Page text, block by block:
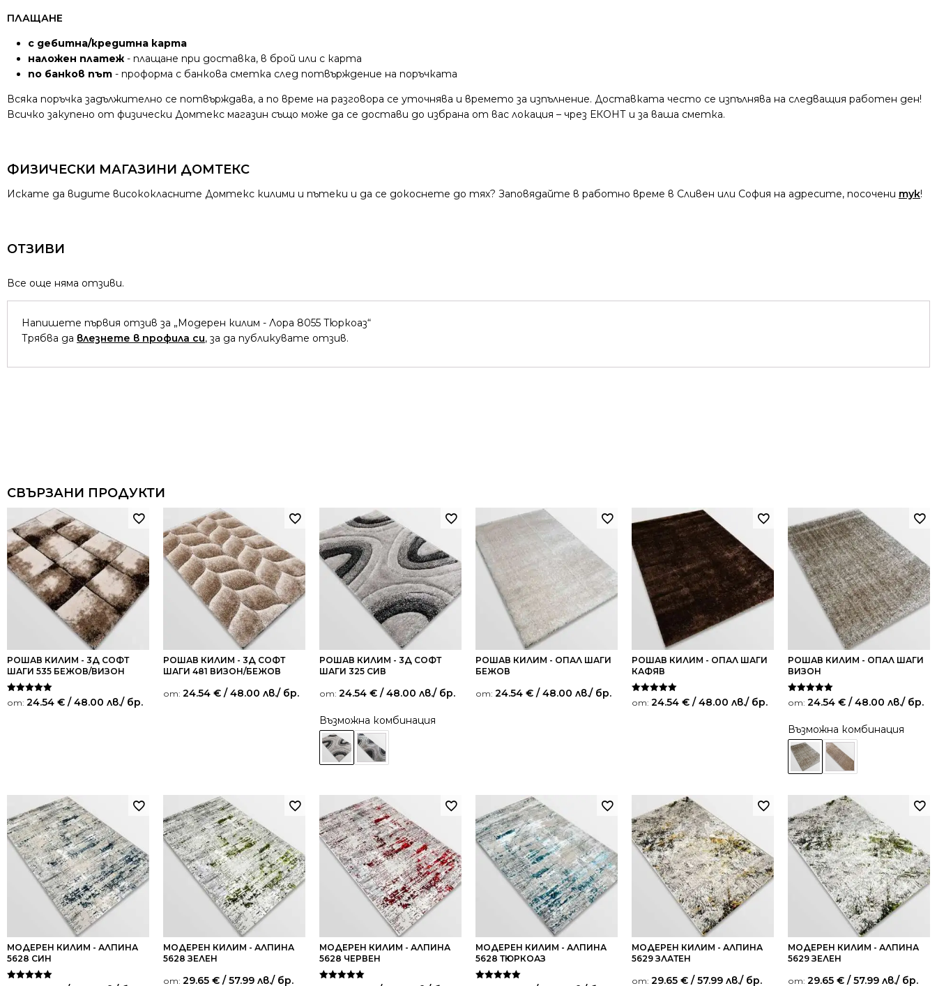
ПЛАЩАНЕ
с дебитна/кредитна карта
наложен платеж - плащане при доставка, в брой или с карта
по банков път - проформа с банкова сметка след потвърждение на поръчката
Всяка поръчка задължително се потвърждава, а по време на разговора се уточнява и времето за изпълнение. Доставката често се изпълнява на следващия работен ден!
Всичко закупено от физически Домтекс магазин също може да се достави до избрана от вас локация – чрез ЕКОНТ и за ваша сметка.
ФИЗИЧЕСКИ МАГАЗИНИ ДОМТЕКС
Искате да видите висококласните Домтекс килими и пътеки и да се докоснете до тях? Заповядайте в работно време в Сливен или София на адресите, посочени тук!
ОТЗИВИ
Все още няма отзиви.
Напишете първия отзив за „Модерен килим - Лора 8055 Тюркоаз“
Трябва да влезнете в профила си, за да публикувате отзив.
СВЪРЗАНИ ПРОДУКТИ
РОШАВ КИЛИМ - 3Д СОФТ
ШАГИ 535 БЕЖОВ/ВИЗОН
Оценено на
5.00
от: 24.54 € / 48.00 лв./ бр.
РОШАВ КИЛИМ - 3Д СОФТ
ШАГИ 481 ВИЗОН/БЕЖОВ
от: 24.54 € / 48.00 лв./ бр.
РОШАВ КИЛИМ - 3Д СОФТ
ШАГИ 325 СИВ
от: 24.54 € / 48.00 лв./ бр.
Възможна комбинация
РОШАВ КИЛИМ - ОПАЛ ШАГИ
БЕЖОВ
от: 24.54 € / 48.00 лв./ бр.
РОШАВ КИЛИМ - ОПАЛ ШАГИ
КАФЯВ
Оценено на
5.00
от: 24.54 € / 48.00 лв./ бр.
РОШАВ КИЛИМ - ОПАЛ ШАГИ
ВИЗОН
Оценено на
5.00
от: 24.54 € / 48.00 лв./ бр.
Възможна комбинация
МОДЕРЕН КИЛИМ - АЛПИНА
5628 СИН
МОДЕРЕН КИЛИМ - АЛПИНА
5628 ЗЕЛЕН
от: 29.65 € / 57.99 лв./ бр.
МОДЕРЕН КИЛИМ - АЛПИНА
5628 ЧЕРВЕН
МОДЕРЕН КИЛИМ - АЛПИНА
5628 ТЮРКОАЗ
МОДЕРЕН КИЛИМ - АЛПИНА
5629 ЗЛАТЕН
от: 29.65 € / 57.99 лв./ бр.
МОДЕРЕН КИЛИМ - АЛПИНА
5629 ЗЕЛЕН
от: 29.65 € / 57.99 лв./ бр.